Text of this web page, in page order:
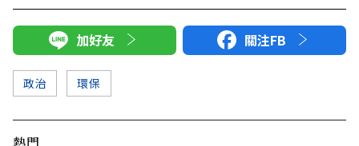
加好友 關注FB
政治 環保